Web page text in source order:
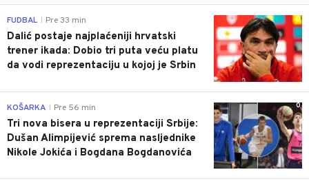
0
FUDBAL Pre 33 min
Dalić postaje najplaćeniji hrvatski
trener ikada: Dobio tri puta veću platu
da vodi reprezentaciju u kojoj je Srbin
0
KOŠARKA Pre 56 min
Tri nova bisera u reprezentaciji Srbije:
Dušan Alimpijević sprema nasljednike
Nikole Jokića i Bogdana Bogdanovića